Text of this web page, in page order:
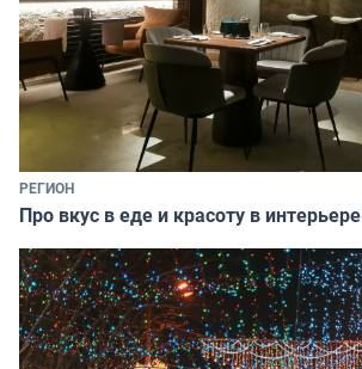
РЕГИОН
Про вкус в еде и красоту в интерьере